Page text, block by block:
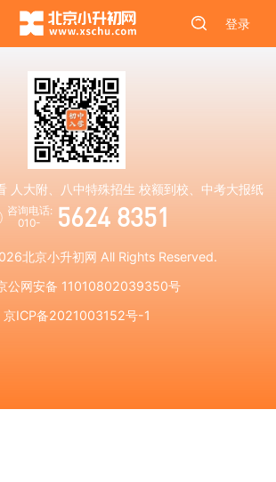
登录
人大附、八中特殊招生 校额到校、中考大报纸
咨询电话:
010-
5624 8351
北京小升初网 All Rights Reserved.
公网安备 11010802039350号
京ICP备2021003152号-1